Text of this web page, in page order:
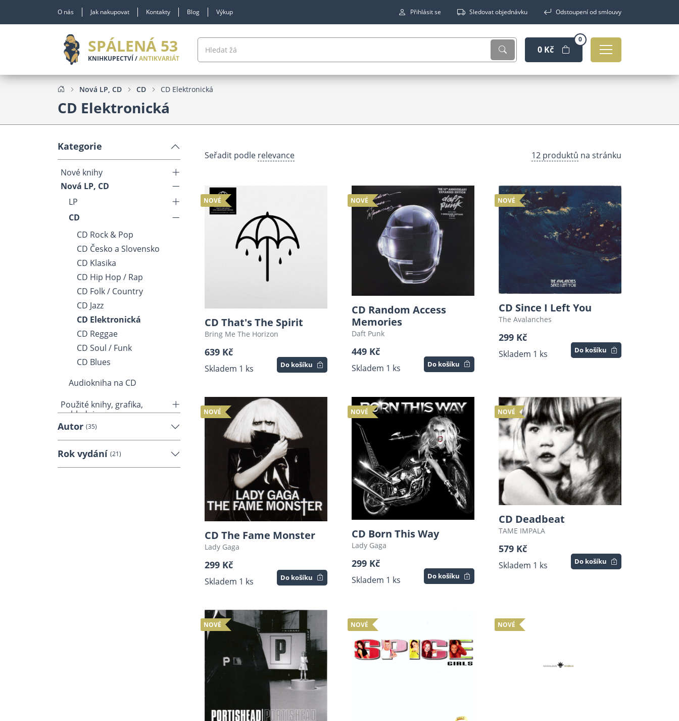
O nás Jak nakupovat Kontakty Blog Výkup Přihlásit se Sledovat objednávku Odstoupení od smlouvy
SPÁLENÁ 53
KNIHKUPECTVÍ /ANTIKVARIÁT
0 Kč
0
Nová LP, CD CD CD Elektronická
CD Elektronická
Kategorie
Nové knihy
Nová LP, CD
LP
CD
CD Rock & Pop
CD Česko a Slovensko
CD Klasika
CD Hip Hop / Rap
CD Folk / Country
CD Jazz
CD Elektronická
CD Reggae
CD Soul / Funk
CD Blues
Audiokniha na CD
Použité knihy, grafika,
pohlednice...
Použité desky
Autor (35)
Rok vydání (21)
Seřadit podle relevance 12 produktů na stránku
NOVÉ
CD That's The Spirit
Bring Me The Horizon
639 Kč
Skladem 1 ks Do košíku
NOVÉ
CD Random Access
Memories
Daft Punk
449 Kč
Skladem 1 ks Do košíku
NOVÉ
CD Since I Left You
The Avalanches
299 Kč
Skladem 1 ks Do košíku
NOVÉ
CD The Fame Monster
Lady Gaga
299 Kč
Skladem 1 ks Do košíku
NOVÉ
CD Born This Way
Lady Gaga
299 Kč
Skladem 1 ks Do košíku
NOVÉ
CD Deadbeat
TAME IMPALA
579 Kč
Skladem 1 ks Do košíku
NOVÉ NOVÉ NOVÉ